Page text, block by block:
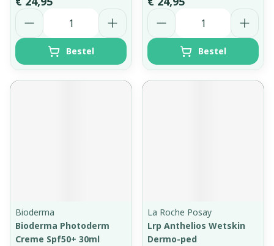
Aantal
Bestel
Aantal
Bestel
Bioderma
Bioderma Photoderm
Creme Spf50+ 30ml
La Roche Posay
Lrp Anthelios Wetskin
Dermo-ped